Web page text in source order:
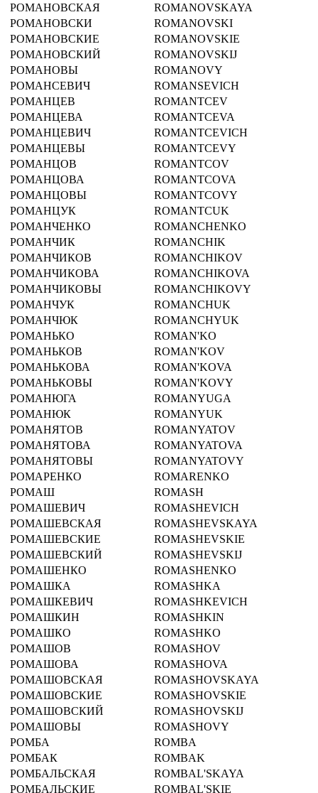
РОМАНОВСКАЯ
ROMANOVSKAYA
РОМАНОВСКИ
ROMANOVSKI
РОМАНОВСКИЕ
ROMANOVSKIE
РОМАНОВСКИЙ
ROMANOVSKIJ
РОМАНОВЫ
ROMANOVY
РОМАНСЕВИЧ
ROMANSEVICH
РОМАНЦЕВ
ROMANTCEV
РОМАНЦЕВА
ROMANTCEVA
РОМАНЦЕВИЧ
ROMANTCEVICH
РОМАНЦЕВЫ
ROMANTCEVY
РОМАНЦОВ
ROMANTCOV
РОМАНЦОВА
ROMANTCOVA
РОМАНЦОВЫ
ROMANTCOVY
РОМАНЦУК
ROMANTCUK
РОМАНЧЕНКО
ROMANCHENKO
РОМАНЧИК
ROMANCHIK
РОМАНЧИКОВ
ROMANCHIKOV
РОМАНЧИКОВА
ROMANCHIKOVA
РОМАНЧИКОВЫ
ROMANCHIKOVY
РОМАНЧУК
ROMANCHUK
РОМАНЧЮК
ROMANCHYUK
РОМАНЬКО
ROMAN'KO
РОМАНЬКОВ
ROMAN'KOV
РОМАНЬКОВА
ROMAN'KOVA
РОМАНЬКОВЫ
ROMAN'KOVY
РОМАНЮГА
ROMANYUGA
РОМАНЮК
ROMANYUK
РОМАНЯТОВ
ROMANYATOV
РОМАНЯТОВА
ROMANYATOVA
РОМАНЯТОВЫ
ROMANYATOVY
РОМАРЕНКО
ROMARENKO
РОМАШ
ROMASH
РОМАШЕВИЧ
ROMASHEVICH
РОМАШЕВСКАЯ
ROMASHEVSKAYA
РОМАШЕВСКИЕ
ROMASHEVSKIE
РОМАШЕВСКИЙ
ROMASHEVSKIJ
РОМАШЕНКО
ROMASHENKO
РОМАШКА
ROMASHKA
РОМАШКЕВИЧ
ROMASHKEVICH
РОМАШКИН
ROMASHKIN
РОМАШКО
ROMASHKO
РОМАШОВ
ROMASHOV
РОМАШОВА
ROMASHOVA
РОМАШОВСКАЯ
ROMASHOVSKAYA
РОМАШОВСКИЕ
ROMASHOVSKIE
РОМАШОВСКИЙ
ROMASHOVSKIJ
РОМАШОВЫ
ROMASHOVY
РОМБА
ROMBA
РОМБАК
ROMBAK
РОМБАЛЬСКАЯ
ROMBAL'SKAYA
РОМБАЛЬСКИЕ
ROMBAL'SKIE